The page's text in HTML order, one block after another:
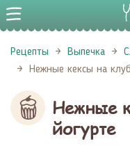
Рецепты Выпечка
Нежные кексы на
Нежные
йогурте